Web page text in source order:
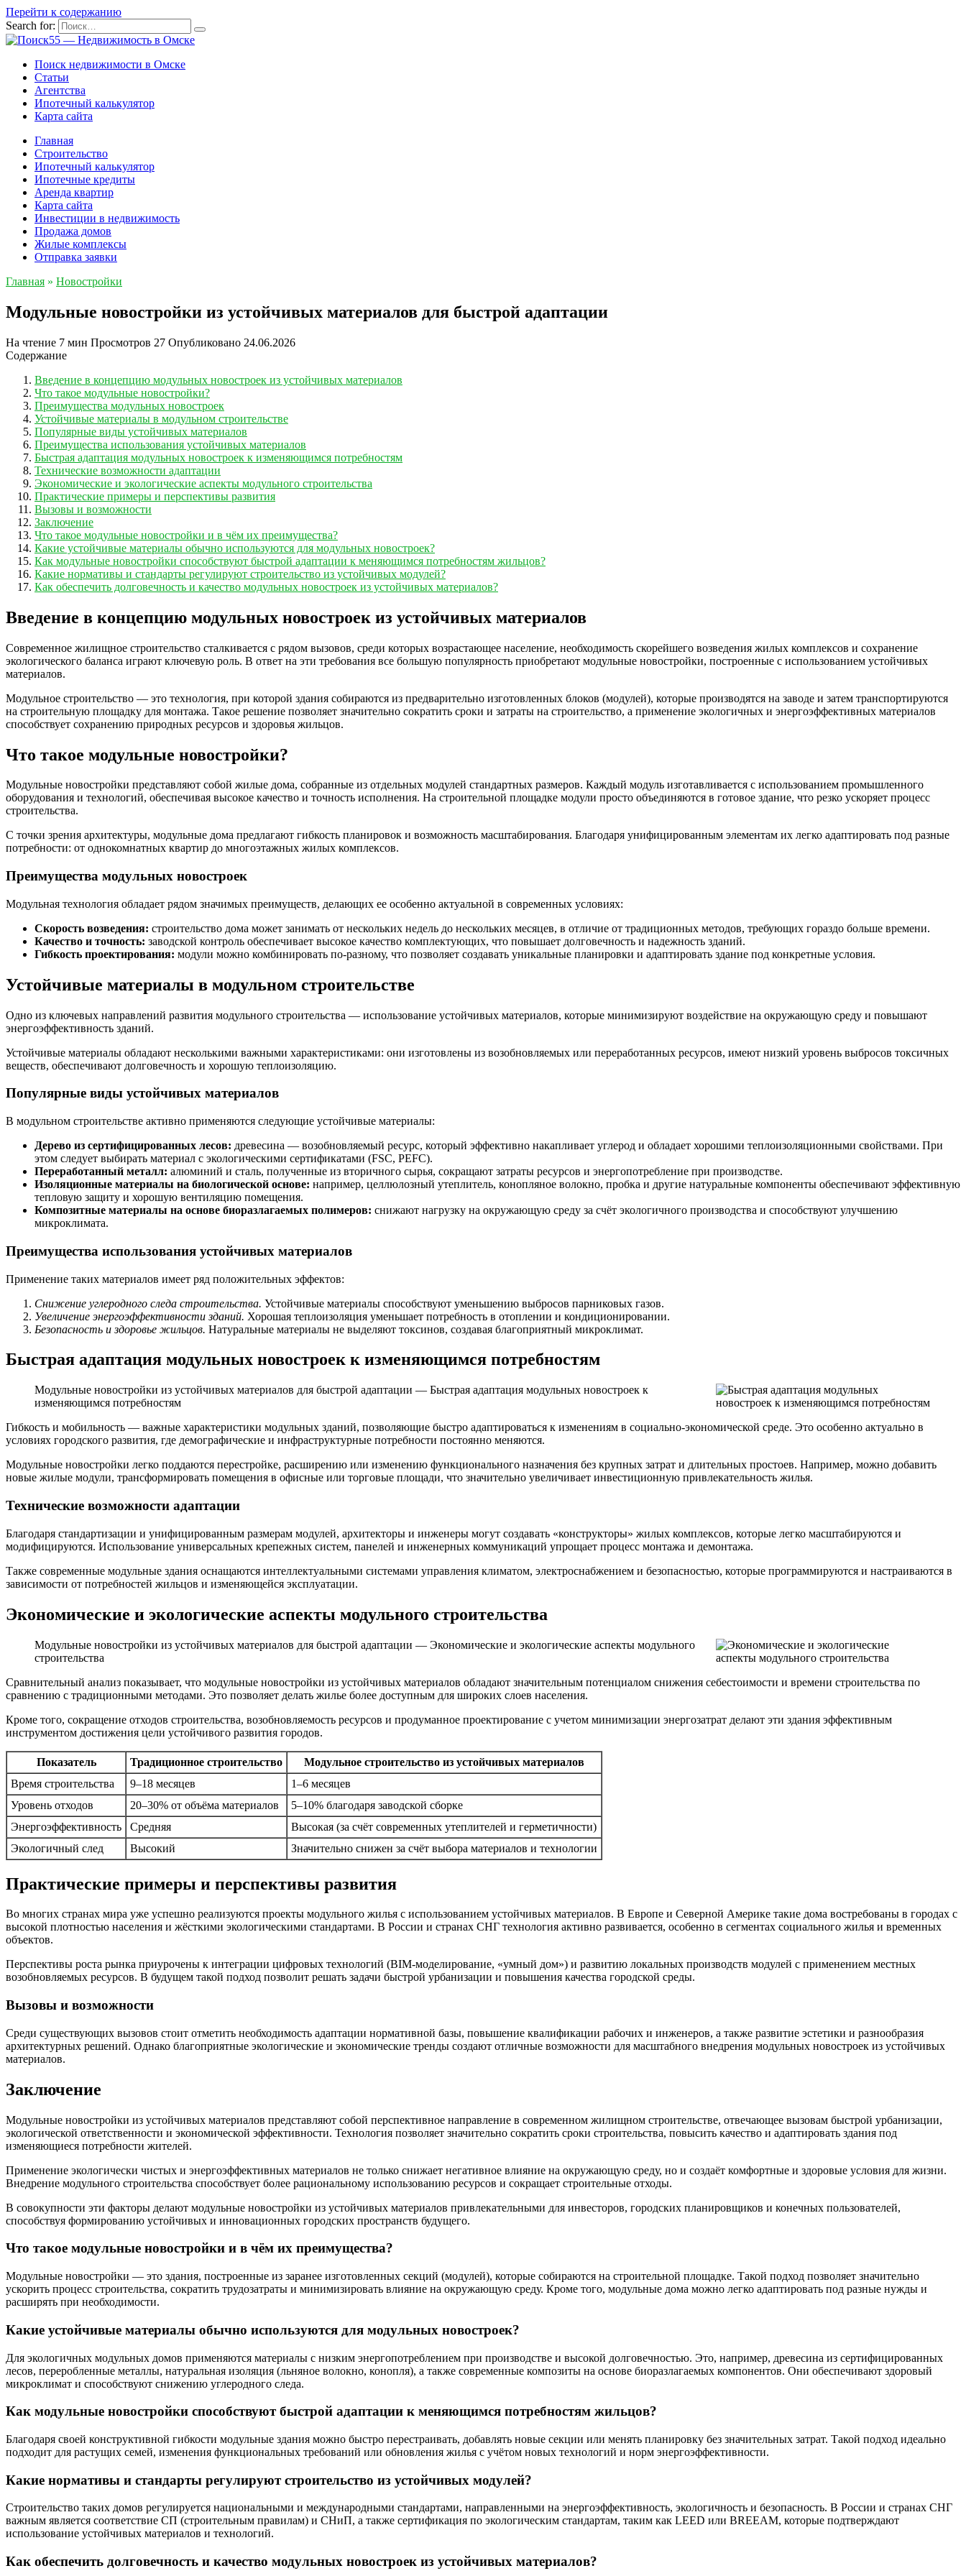
Перейти к содержанию
Search for:
Поиск недвижимости в Омске
Статьи
Агентства
Ипотечный калькулятор
Карта сайта
Главная
Строительство
Ипотечный калькулятор
Ипотечные кредиты
Аренда квартир
Карта сайта
Инвестиции в недвижимость
Продажа домов
Жилые комплексы
Отправка заявки
Главная » Новостройки
Модульные новостройки из устойчивых материалов для быстрой адаптации
На чтение 7 мин Просмотров 27 Опубликовано 24.06.2026
Содержание
Введение в концепцию модульных новостроек из устойчивых материалов
Что такое модульные новостройки?
Преимущества модульных новостроек
Устойчивые материалы в модульном строительстве
Популярные виды устойчивых материалов
Преимущества использования устойчивых материалов
Быстрая адаптация модульных новостроек к изменяющимся потребностям
Технические возможности адаптации
Экономические и экологические аспекты модульного строительства
Практические примеры и перспективы развития
Вызовы и возможности
Заключение
Что такое модульные новостройки и в чём их преимущества?
Какие устойчивые материалы обычно используются для модульных новостроек?
Как модульные новостройки способствуют быстрой адаптации к меняющимся потребностям жильцов?
Какие нормативы и стандарты регулируют строительство из устойчивых модулей?
Как обеспечить долговечность и качество модульных новостроек из устойчивых материалов?
Введение в концепцию модульных новостроек из устойчивых материалов
Современное жилищное строительство сталкивается с рядом вызовов, среди которых возрастающее население, необходимость скорейшего возведения жилых комплексов и сохранение
экологического баланса играют ключевую роль. В ответ на эти требования все большую популярность приобретают модульные новостройки, построенные с использованием устойчивых
материалов.
Модульное строительство — это технология, при которой здания собираются из предварительно изготовленных блоков (модулей), которые производятся на заводе и затем транспортируются
на строительную площадку для монтажа. Такое решение позволяет значительно сократить сроки и затраты на строительство, а применение экологичных и энергоэффективных материалов
способствует сохранению природных ресурсов и здоровья жильцов.
Что такое модульные новостройки?
Модульные новостройки представляют собой жилые дома, собранные из отдельных модулей стандартных размеров. Каждый модуль изготавливается с использованием промышленного
оборудования и технологий, обеспечивая высокое качество и точность исполнения. На строительной площадке модули просто объединяются в готовое здание, что резко ускоряет процесс
строительства.
С точки зрения архитектуры, модульные дома предлагают гибкость планировок и возможность масштабирования. Благодаря унифицированным элементам их легко адаптировать под разные
потребности: от однокомнатных квартир до многоэтажных жилых комплексов.
Преимущества модульных новостроек
Модульная технология обладает рядом значимых преимуществ, делающих ее особенно актуальной в современных условиях:
Скорость возведения: строительство дома может занимать от нескольких недель до нескольких месяцев, в отличие от традиционных методов, требующих гораздо больше времени.
Качество и точность: заводской контроль обеспечивает высокое качество комплектующих, что повышает долговечность и надежность зданий.
Гибкость проектирования: модули можно комбинировать по-разному, что позволяет создавать уникальные планировки и адаптировать здание под конкретные условия.
Устойчивые материалы в модульном строительстве
Одно из ключевых направлений развития модульного строительства — использование устойчивых материалов, которые минимизируют воздействие на окружающую среду и повышают
энергоэффективность зданий.
Устойчивые материалы обладают несколькими важными характеристиками: они изготовлены из возобновляемых или переработанных ресурсов, имеют низкий уровень выбросов токсичных
веществ, обеспечивают долговечность и хорошую теплоизоляцию.
Популярные виды устойчивых материалов
В модульном строительстве активно применяются следующие устойчивые материалы:
Дерево из сертифицированных лесов: древесина — возобновляемый ресурс, который эффективно накапливает углерод и обладает хорошими теплоизоляционными свойствами. При
этом следует выбирать материал с экологическими сертификатами (FSC, PEFC).
Переработанный металл: алюминий и сталь, полученные из вторичного сырья, сокращают затраты ресурсов и энергопотребление при производстве.
Изоляционные материалы на биологической основе: например, целлюлозный утеплитель, конопляное волокно, пробка и другие натуральные компоненты обеспечивают эффективную
тепловую защиту и хорошую вентиляцию помещения.
Композитные материалы на основе биоразлагаемых полимеров: снижают нагрузку на окружающую среду за счёт экологичного производства и способствуют улучшению
микроклимата.
Преимущества использования устойчивых материалов
Применение таких материалов имеет ряд положительных эффектов:
Снижение углеродного следа строительства. Устойчивые материалы способствуют уменьшению выбросов парниковых газов.
Увеличение энергоэффективности зданий. Хорошая теплоизоляция уменьшает потребность в отоплении и кондиционировании.
Безопасность и здоровье жильцов. Натуральные материалы не выделяют токсинов, создавая благоприятный микроклимат.
Быстрая адаптация модульных новостроек к изменяющимся потребностям
Модульные новостройки из устойчивых материалов для быстрой адаптации — Быстрая адаптация модульных новостроек к
изменяющимся потребностям
Гибкость и мобильность — важные характеристики модульных зданий, позволяющие быстро адаптироваться к изменениям в социально-экономической среде. Это особенно актуально в
условиях городского развития, где демографические и инфраструктурные потребности постоянно меняются.
Модульные новостройки легко поддаются перестройке, расширению или изменению функционального назначения без крупных затрат и длительных простоев. Например, можно добавить
новые жилые модули, трансформировать помещения в офисные или торговые площади, что значительно увеличивает инвестиционную привлекательность жилья.
Технические возможности адаптации
Благодаря стандартизации и унифицированным размерам модулей, архитекторы и инженеры могут создавать «конструкторы» жилых комплексов, которые легко масштабируются и
модифицируются. Использование универсальных крепежных систем, панелей и инженерных коммуникаций упрощает процесс монтажа и демонтажа.
Также современные модульные здания оснащаются интеллектуальными системами управления климатом, электроснабжением и безопасностью, которые программируются и настраиваются в
зависимости от потребностей жильцов и изменяющейся эксплуатации.
Экономические и экологические аспекты модульного строительства
Модульные новостройки из устойчивых материалов для быстрой адаптации — Экономические и экологические аспекты модульного
строительства
Сравнительный анализ показывает, что модульные новостройки из устойчивых материалов обладают значительным потенциалом снижения себестоимости и времени строительства по
сравнению с традиционными методами. Это позволяет делать жилье более доступным для широких слоев населения.
Кроме того, сокращение отходов строительства, возобновляемость ресурсов и продуманное проектирование с учетом минимизации энергозатрат делают эти здания эффективным
инструментом достижения цели устойчивого развития городов.
Показатель Традиционное строительство
Модульное строительство из устойчивых материалов
Время строительства
9–18 месяцев
1–6 месяцев
Уровень отходов
20–30% от объёма материалов
5–10% благодаря заводской сборке
Энергоэффективность
Средняя
Высокая (за счёт современных утеплителей и герметичности)
Экологичный след
Высокий Значительно снижен за счёт выбора материалов и технологии
Практические примеры и перспективы развития
Во многих странах мира уже успешно реализуются проекты модульного жилья с использованием устойчивых материалов. В Европе и Северной Америке такие дома востребованы в городах с
высокой плотностью населения и жёсткими экологическими стандартами. В России и странах СНГ технология активно развивается, особенно в сегментах социального жилья и временных
объектов.
Перспективы роста рынка приурочены к интеграции цифровых технологий (BIM-моделирование, «умный дом») и развитию локальных производств модулей с применением местных
возобновляемых ресурсов. В будущем такой подход позволит решать задачи быстрой урбанизации и повышения качества городской среды.
Вызовы и возможности
Среди существующих вызовов стоит отметить необходимость адаптации нормативной базы, повышение квалификации рабочих и инженеров, а также развитие эстетики и разнообразия
архитектурных решений. Однако благоприятные экологические и экономические тренды создают отличные возможности для масштабного внедрения модульных новостроек из устойчивых
материалов.
Заключение
Модульные новостройки из устойчивых материалов представляют собой перспективное направление в современном жилищном строительстве, отвечающее вызовам быстрой урбанизации,
экологической ответственности и экономической эффективности. Технология позволяет значительно сократить сроки строительства, повысить качество и адаптировать здания под
изменяющиеся потребности жителей.
Применение экологически чистых и энергоэффективных материалов не только снижает негативное влияние на окружающую среду, но и создаёт комфортные и здоровые условия для жизни.
Внедрение модульного строительства способствует более рациональному использованию ресурсов и сокращает строительные отходы.
В совокупности эти факторы делают модульные новостройки из устойчивых материалов привлекательными для инвесторов, городских планировщиков и конечных пользователей,
способствуя формированию устойчивых и инновационных городских пространств будущего.
Что такое модульные новостройки и в чём их преимущества?
Модульные новостройки — это здания, построенные из заранее изготовленных секций (модулей), которые собираются на строительной площадке. Такой подход позволяет значительно
ускорить процесс строительства, сократить трудозатраты и минимизировать влияние на окружающую среду. Кроме того, модульные дома можно легко адаптировать под разные нужды и
расширять при необходимости.
Какие устойчивые материалы обычно используются для модульных новостроек?
Для экологичных модульных домов применяются материалы с низким энергопотреблением при производстве и высокой долговечностью. Это, например, древесина из сертифицированных
лесов, переробленные металлы, натуральная изоляция (льняное волокно, конопля), а также современные композиты на основе биоразлагаемых компонентов. Они обеспечивают здоровый
микроклимат и способствуют снижению углеродного следа.
Как модульные новостройки способствуют быстрой адаптации к меняющимся потребностям жильцов?
Благодаря своей конструктивной гибкости модульные здания можно быстро перестраивать, добавлять новые секции или менять планировку без значительных затрат. Такой подход идеально
подходит для растущих семей, изменения функциональных требований или обновления жилья с учётом новых технологий и норм энергоэффективности.
Какие нормативы и стандарты регулируют строительство из устойчивых модулей?
Строительство таких домов регулируется национальными и международными стандартами, направленными на энергоэффективность, экологичность и безопасность. В России и странах СНГ
важным является соответствие СП (строительным правилам) и СНиП, а также сертификация по экологическим стандартам, таким как LEED или BREEAM, которые подтверждают
использование устойчивых материалов и технологий.
Как обеспечить долговечность и качество модульных новостроек из устойчивых материалов?